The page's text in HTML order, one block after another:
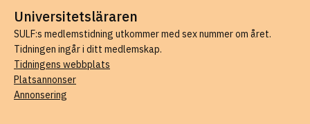
Universitetsläraren
SULF:s medlemstidning utkommer med sex nummer om året.
Tidningen ingår i ditt medlemskap.
Tidningens webbplats
Platsannonser
Annonsering